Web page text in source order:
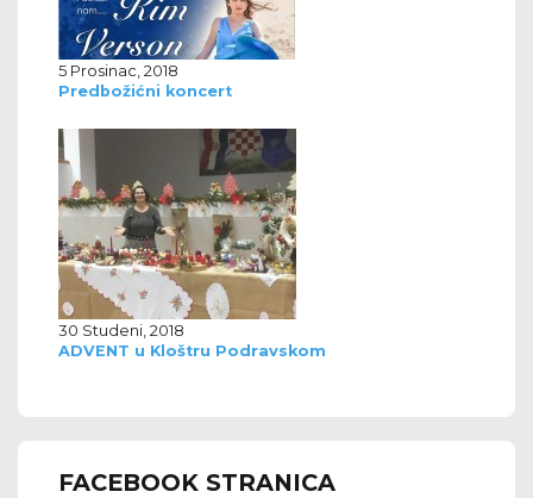
5 Prosinac, 2018
Predbožićni koncert
30 Studeni, 2018
ADVENT u Kloštru Podravskom
FACEBOOK STRANICA